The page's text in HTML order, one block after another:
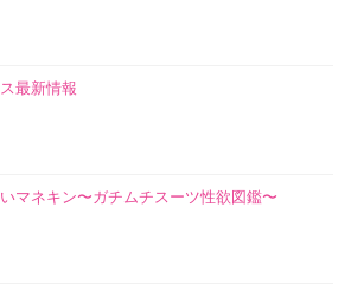
最新情報
マネキン〜ガチムチスーツ性欲図鑑〜